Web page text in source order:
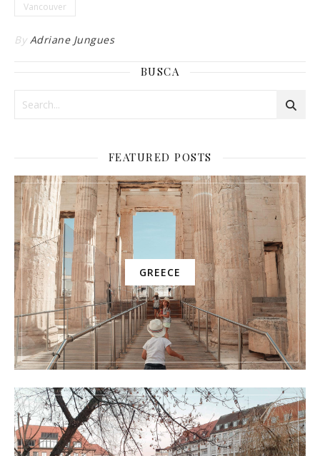
Vancouver
By Adriane Jungues
BUSCA
FEATURED POSTS
GREECE